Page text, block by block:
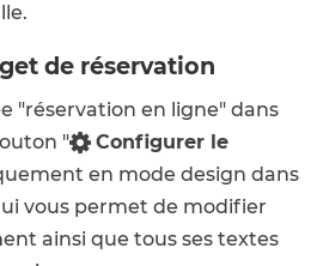
de réservation
"réservation en ligne" dans
"
Configurer le
en mode design dans
vous permet de modifier
ainsi que tous ses textes